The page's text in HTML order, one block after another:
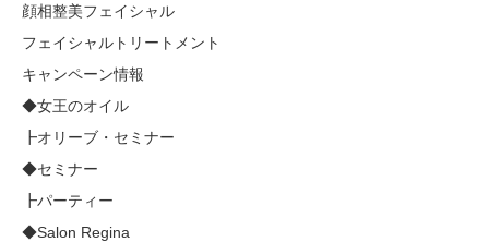
顔相整美フェイシャル
フェイシャルトリートメント
キャンペーン情報
◆女王のオイル
┣オリーブ・セミナー
◆セミナー
┣パーティー
◆Salon Regina